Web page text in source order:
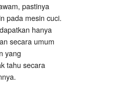
pastinya
pada mesin cuci.
hanya
secara umum
yang
tahu secara